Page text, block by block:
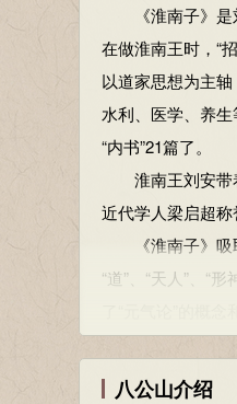
建元二年（前
“现今陛下没有太
刘安大喜，厚赠
建元六年（前135
兵。这一年，彗
彗星长至满天，
器和攻战器械，
邪说，阿谀逢迎
刘安有个女儿名
娶王皇太后外孙
爱妃子，三个月
《淮南子》是刘
在做淮南王时，“
以道家思想为主
水利、医学、养
“内书”21篇了。
淮南王刘安带
近代学人梁启超称
《淮南子》吸取
“道”、“天人”、“
了“元气论”的概
另外很有趣的是
八公山介绍